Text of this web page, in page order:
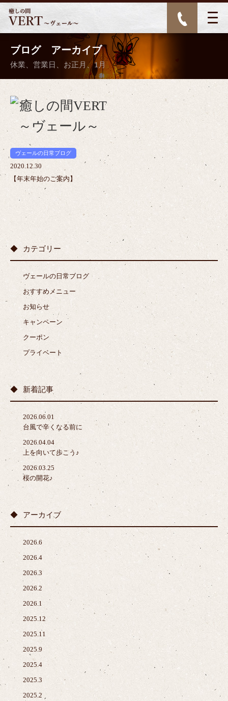
ブログ アーカイブ
休業、営業日、お正月、1月
>
ヴェールの日常ブログ
2020.12.30
【年末年始のご案内】
カテゴリー
ヴェールの日常ブログ
おすすめメニュー
お知らせ
キャンペーン
クーポン
プライベート
新着記事
2026.06.01
台風で辛くなる前に
2026.04.04
上を向いて歩こう♪
2026.03.25
桜の開花♪
アーカイブ
2026.6
2026.4
2026.3
2026.2
2026.1
2025.12
2025.11
2025.9
2025.4
2025.3
2025.2